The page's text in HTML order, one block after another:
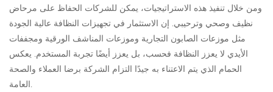
ومن خلال تنفيذ هذه الاستراتيجيات، يمكن للشركات الحفاظ على مرحاض
نظيف وصحي وترحيبي. إن الاستثمار في تجهيزات النظافة عالية الجودة
مثل موزعات الصابون التجارية وموزعات المناشف الورقية ومجففات
الأيدي لا يعزز النظافة فحسب، بل يعزز أيضًا تجربة المستخدم. يعكس
الحمام الذي يتم الاعتناء به جيدًا التزام الشركة برضا العملاء والصحة
العامة.